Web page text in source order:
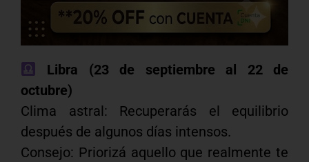
Libra (23 de septiembre al 22 de
octubre)
Clima astral: Recuperarás el equilibrio
después de algunos días intensos.
Consejo: Priorizá aquello que realmente te